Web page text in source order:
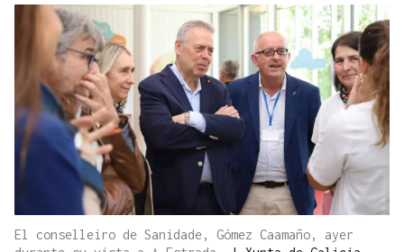
El conselleiro de Sanidade, Gómez Caamaño, ayer